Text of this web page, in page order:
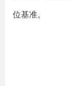
位基准。